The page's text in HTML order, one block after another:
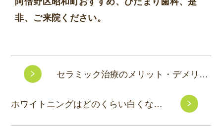
非、ご来院ください。
セラミック治療のメリット・デメリット
ホワイトニングはどのくらい白くなる？